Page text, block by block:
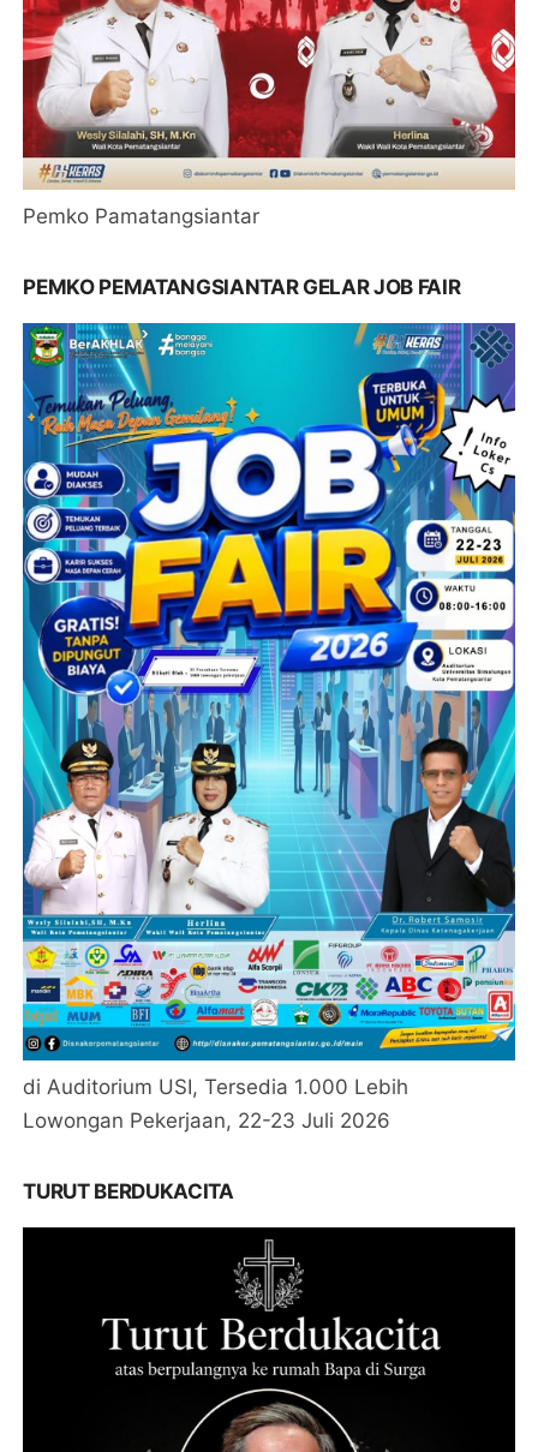
Pemko Pamatangsiantar
PEMKO PEMATANGSIANTAR GELAR JOB FAIR
di Auditorium USI, Tersedia 1.000 Lebih
Lowongan Pekerjaan, 22-23 Juli 2026
TURUT BERDUKACITA